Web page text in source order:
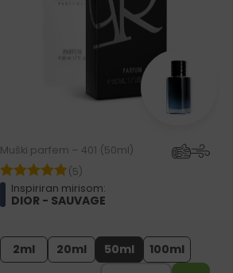
Muški parfem – 401 (50ml)
(5)
Inspiriran mirisom:
DIOR - SAUVAGE
2ml 20ml 50ml 100ml